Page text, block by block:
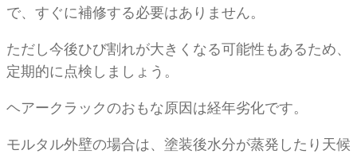
で、すぐに補修する必要はありません。
ただし今後ひび割れが大きくなる可能性もあるため、
定期的に点検しましょう。
ヘアークラックのおもな原因は経年劣化です。
モルタル外壁の場合は、塗装後水分が蒸発したり天候